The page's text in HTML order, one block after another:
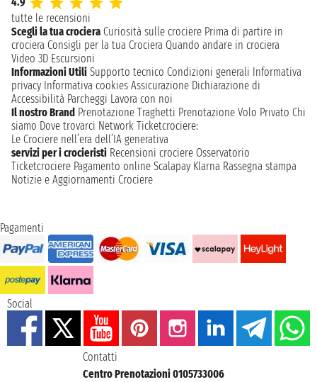
tutte le recensioni
Scegli la tua crociera Curiosità sulle crociere Prima di partire in
crociera Consigli per la tua Crociera Quando andare in crociera
Video 3D Escursioni
Informazioni Utili Supporto tecnico Condizioni generali Informativa
privacy Informativa cookies Assicurazione Dichiarazione di
Accessibilità Parcheggi Lavora con noi
Il nostro Brand Prenotazione Traghetti Prenotazione Volo Privato Chi
siamo Dove trovarci Network Ticketcrociere:
Le Crociere nell’era dell’IA generativa
servizi per i crocieristi Recensioni crociere Osservatorio
Ticketcrociere Pagamento online Scalapay Klarna Rassegna stampa
Notizie e Aggiornamenti Crociere
Pagamenti
Social
Contatti
Centro Prenotazioni 0105733006